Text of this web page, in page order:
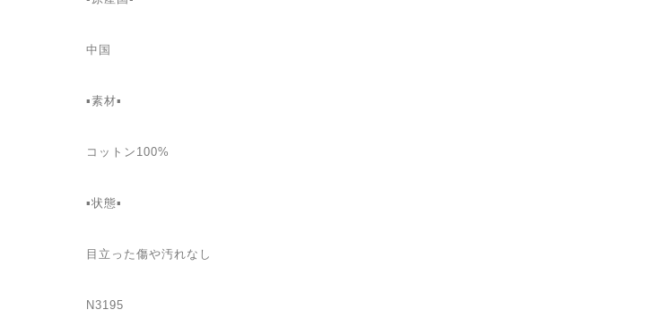
中国
▪素材▪
コットン100%
▪状態▪
目立った傷や汚れなし
N3195